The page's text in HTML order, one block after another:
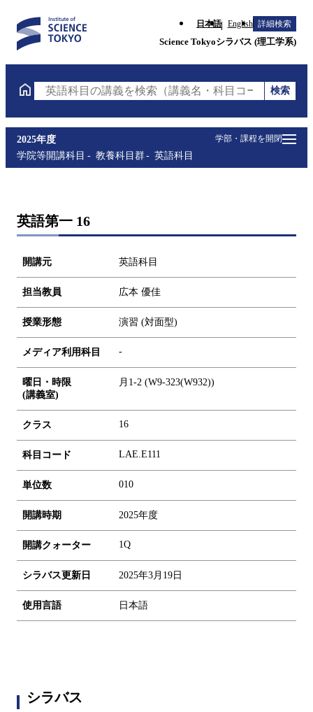
日本語 English 詳細検索
Science Tokyoシラバス (理工学系)
英語科目の講義を検索（講義名・科目コード・担当教
検索
学部・課程を開閉
2025年度
学院等開講科目
教養科目群 英語科目
英語第一 16
開講元 英語科目
担当教員 広本 優佳
授業形態 演習 (対面型)
メディア利用科目 -
曜日・時限
(講義室)
月1-2 (W9-323(W932))
クラス 16
科目コード LAE.E111
単位数 010
開講時期 2025年度
開講クォーター 1Q
シラバス更新日 2025年3月19日
使用言語 日本語
シラバス